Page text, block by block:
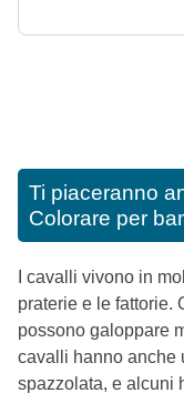
Ti piaceranno
Colorare per
I cavalli vivono in
praterie e le fattorie.
possono galoppare
cavalli hanno anche
spazzolata, e alcuni